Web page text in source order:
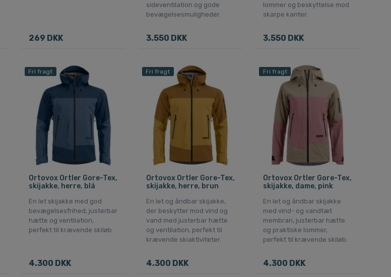
269 DKK
sideventilation og gode
bevægelsesmuligheder.
3.550 DKK
lommer og beskyttelse mod
skarpe kanter.
3.550 DKK
Fri fragt
Ortovox Ortler Gore-Tex,
skijakke, herre, blå
En let skijakke med god
bevægelsesfrihed, justerbar
hætte og ventilation,
perfekt til krævende skiløb.
4.300 DKK
Fri fragt
Ortovox Ortler Gore-Tex,
skijakke, herre, brun
En let og åndbar skijakke,
der beskytter mod vind og
vand med justerbar hætte
og ventilation, perfekt til
krævende skiaktiviteter.
4.300 DKK
Fri fragt
Ortovox Ortler Gore-Tex,
skijakke, dame, pink
En let og åndbar skijakke
med vind- og vandtæt
membran, justerbar hætte
og praktiske lommer,
perfekt til krævende skiløb.
4.300 DKK